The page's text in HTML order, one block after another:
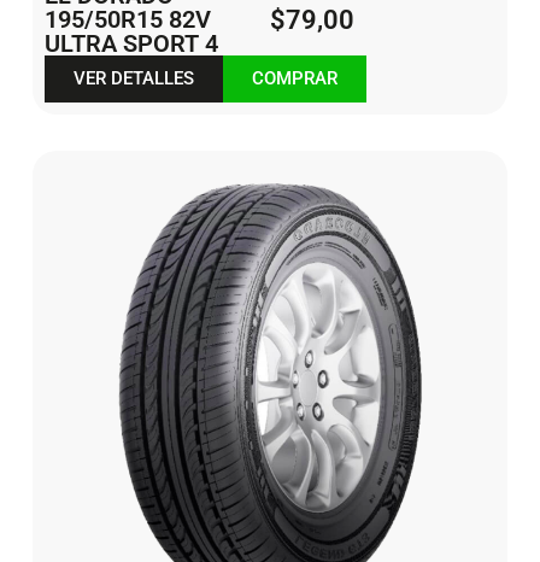
195/50R15 82V
ULTRA SPORT 4
$79,00
VER DETALLES COMPRAR